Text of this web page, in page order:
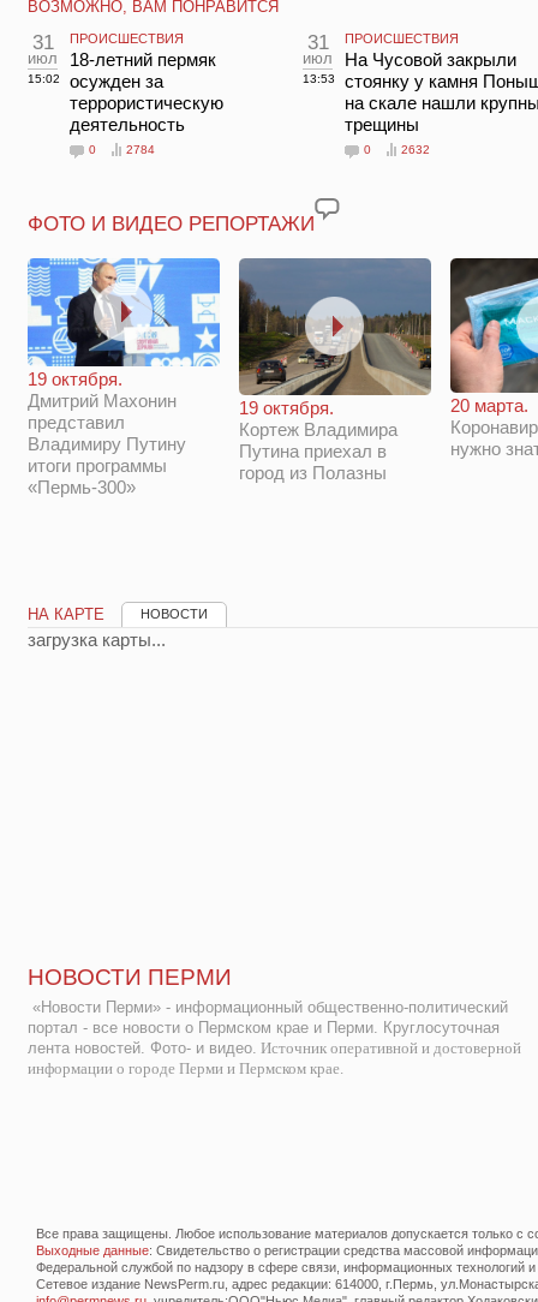
ВОЗМОЖНО, ВАМ ПОНРАВИТСЯ
31
июл
15:02
ПРОИСШЕСТВИЯ
18-летний пермяк
осужден за
террористическую
деятельность
0 2784
31
июл
13:53
ПРОИСШЕСТВИЯ
На Чусовой закрыли
стоянку у камня
на скале нашли
трещины
0 2632
ФОТО И ВИДЕО РЕПОРТАЖИ
19 октября.
Дмитрий Махонин
представил
Владимиру Путину
итоги программы
«Пермь-300»
19 октября.
Кортеж Владимира
Путина приехал в
город из Полазны
20 марта.
нужно
НА КАРТЕ НОВОСТИ
загрузка карты...
НОВОСТИ ПЕРМИ
«Новости Перми» - информационный общественно-политический
портал - все новости о Пермском крае и Перми. Круглосуточная
лента новостей. Фото- и видео. Источник оперативной и достоверной
информации о городе Перми и Пермском крае.
Все права защищены. Любое использование материалов допускается только с
Выходные данные: Свидетельство о регистрации средства массовой
Федеральной службой по надзору в сфере связи, информационных технологий
Сетевое издание NewsPerm.ru, адрес редакции: 614000, г.Пермь,